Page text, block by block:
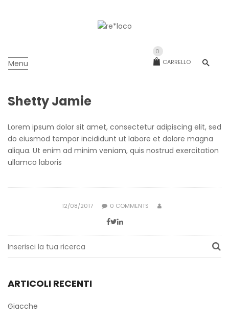
Menu CARRELLO
0
ARTICOLI RECENTI
Giacche
Shetty Jamie
Lorem ipsum dolor sit amet, consectetur adipiscing elit, sed
do eiusmod tempor incididunt ut labore et dolore magna
aliqua. Ut enim ad minim veniam, quis nostrud exercitation
ullamco laboris
POSTED
12/08/2017 0 COMMENTS